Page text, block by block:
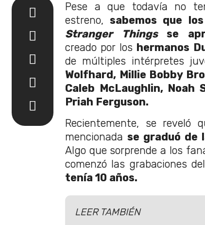
Pese a que todavía no
estreno, sabemos que
Stranger Thingsse
creado por los hermanos
de múltiples intérpretes
Wolfhard, Millie Bobby
Caleb McLaughlin, Noah
Priah Ferguson.
Recientemente, se reveló
mencionada se graduó de
Algo que sorprende a los
comenzó las grabaciones
tenía 10 años.
LEER TAMBIÉN